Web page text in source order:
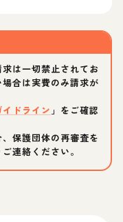
は一切禁止されてお
合は実費のみ請求が
ドライン 」をご確認
保護団体の再審査を
ご連絡ください。